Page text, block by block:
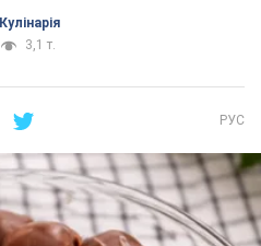
Кулінарія
3,1 т.
РУС